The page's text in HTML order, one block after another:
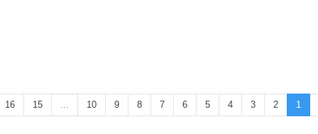
1
2
3
4
5
6
7
8
9
10
...
15
16